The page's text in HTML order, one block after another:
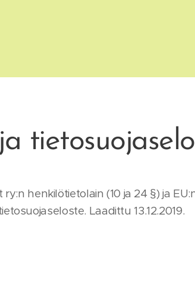
henkilötietolain (10 ja 24 §) ja
Laadittu 13.12.2019.